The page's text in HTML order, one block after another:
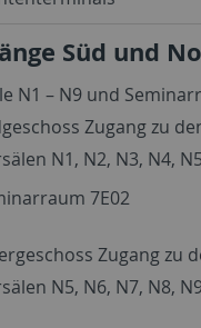
Süd und
N1 – N9 und
Zugang zu
N1, N2, N3, N4,
7E02
Zugang zu
N5, N6, N7, N8,